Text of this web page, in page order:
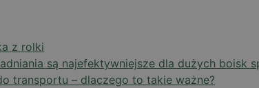
z rolki
są najefektywniejsze dla dużych boisk
transportu – dlaczego to takie ważne?